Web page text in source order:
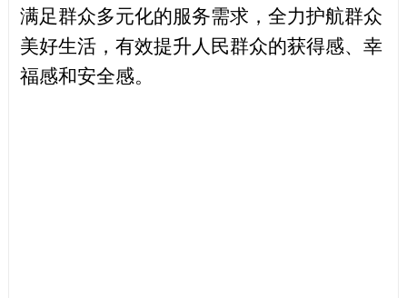
满足群众多元化的服务需求，全力护航群众
美好生活，有效提升人民群众的获得感、幸
福感和安全感。